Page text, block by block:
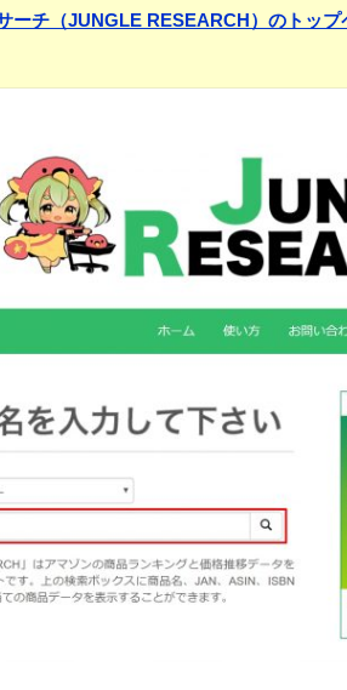
ーチ（JUNGLE RESEARCH）のトップ